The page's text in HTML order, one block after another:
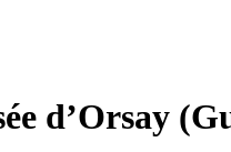
d’Orsay